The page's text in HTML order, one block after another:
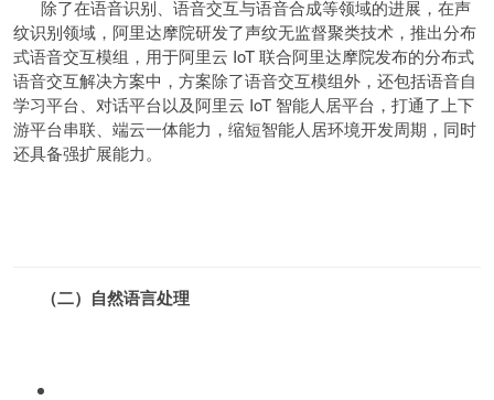
除了在语音识别、语音交互与语音合成等领域的进展，在声
纹识别领域，阿里达摩院研发了声纹无监督聚类技术，推出分布
式语音交互模组，用于阿里云 IoT 联合阿里达摩院发布的分布式
语音交互解决方案中，方案除了语音交互模组外，还包括语音自
学习平台、对话平台以及阿里云 IoT 智能人居平台，打通了上下
游平台串联、端云一体能力，缩短智能人居环境开发周期，同时
还具备强扩展能力。
（二）自然语言处理